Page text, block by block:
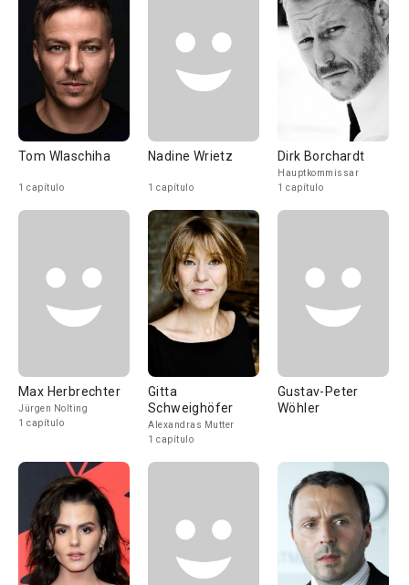
Tom Wlaschiha
1 capítulo
Nadine Wrietz
1 capítulo
Dirk Borchardt
Hauptkommissar
1 capítulo
Max Herbrechter
Jürgen Nolting
1 capítulo
Gitta
Schweighöfer
Alexandras Mutter
1 capítulo
Gustav-Peter
Wöhler